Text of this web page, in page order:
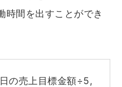
時間を出すことができ
の売上目標金額÷5,